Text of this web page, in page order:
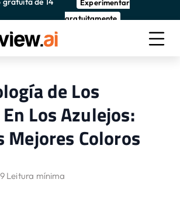
Experimentar
gratuitamente
de Los
Los Azulejos:
Mejores Coloros
9 Leitura mínima